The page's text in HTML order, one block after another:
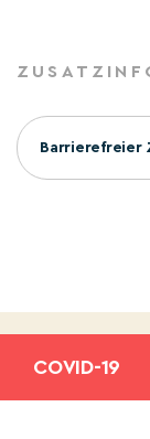
Barrierefreier
COVID-19